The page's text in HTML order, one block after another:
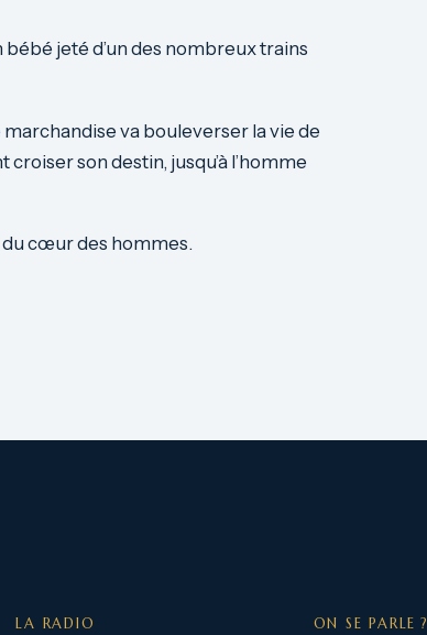
jeté d’un des nombreux trains
va bouleverser la vie de
son destin, jusqu’à l’homme
cœur des hommes.
LA RADIO ON SE PARLE ?